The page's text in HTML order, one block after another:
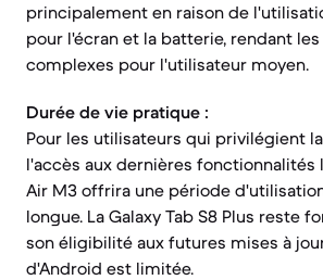
principalement en raison de
pour l'écran et la batterie, rendant
complexes pour l'utilisateur moyen.
Durée de vie pratique :
Pour les utilisateurs qui privilégient
l'accès aux dernières fonctionnalités
Air M3 offrira une période
longue. La Galaxy Tab S8 Plus reste
son éligibilité aux futures mises à
d'Android est limitée.